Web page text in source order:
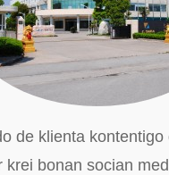
de klienta kontentigo
krei bonan socian